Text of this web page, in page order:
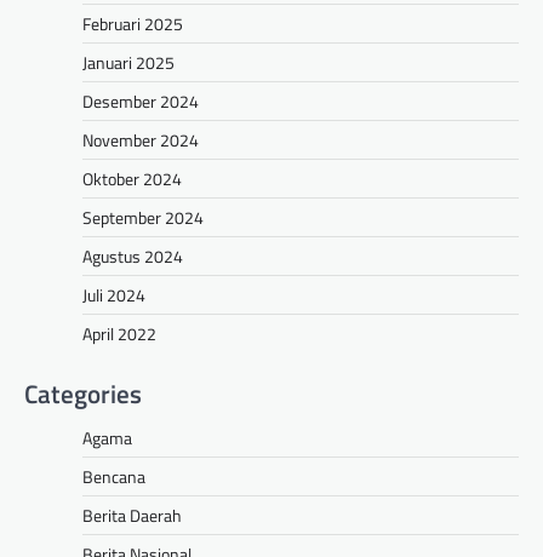
Februari 2025
Januari 2025
Desember 2024
November 2024
Oktober 2024
September 2024
Agustus 2024
Juli 2024
April 2022
Categories
Agama
Bencana
Berita Daerah